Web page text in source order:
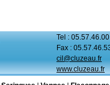
Tel :
Fax :
cil@cluzeau.fr
www.cluzeau.fr